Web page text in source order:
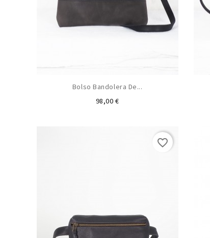
Bolso Bandolera De...
98,00 €Precio
favorite_border